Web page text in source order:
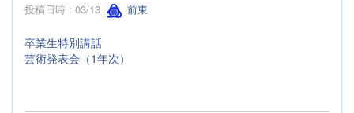
投稿日時 : 03/13 前東
卒業生特別講話
芸術発表会（1年次）